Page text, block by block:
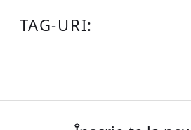
TAG-URI: